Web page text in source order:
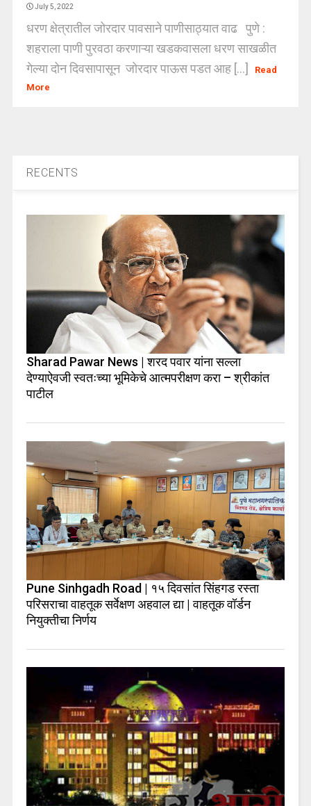
July 5, 2022
धरण क्षेत्रातील जोरदार पावसाने पाणीसाठ्यात वाढ पुणे :
शहराला पाणी पुरवठा करणाऱ्या खडकवासला धरण साखळीत
गेल्या दोन दिवसापासून जोरदार पाऊस पडत आह [...]
Read
More
RECENTS
Sharad Pawar News | शरद पवार यांना सल्ला
देण्याऐवजी स्वतःच्या भूमिकेचे आत्मपरीक्षण करा – श्रीकांत
पाटील
Pune Sinhgadh Road | १५ दिवसांत सिंहगड रस्ता
परिसराचा वाहतूक सर्वेक्षण अहवाल द्या | वाहतूक वॉर्डन
नियुक्तीचा निर्णय